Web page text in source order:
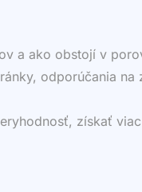
a ako obstojí v
odporúčania
získať